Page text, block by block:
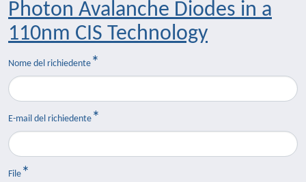
Photon Avalanche Diodes in a
110nm CIS Technology
Nome del richiedente
E-mail del richiedente
File